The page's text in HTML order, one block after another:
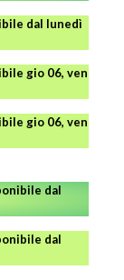
dal lunedì
gio 06, ven
gio 06, ven
dal
dal